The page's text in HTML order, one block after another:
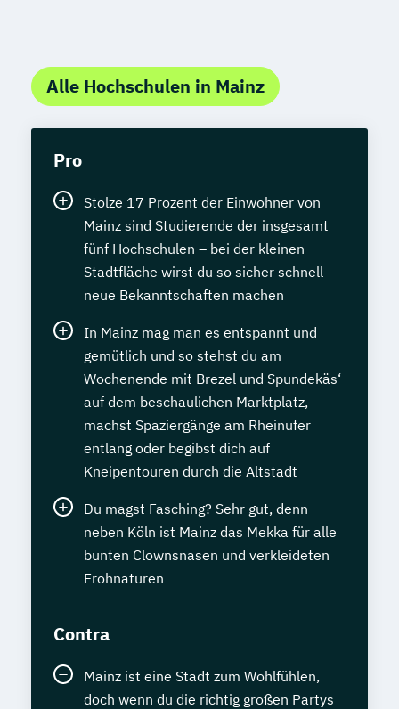
Alle Hochschulen in Mainz
Pro
Stolze 17 Prozent der Einwohner von
Mainz sind Studierende der insgesamt
fünf Hochschulen – bei der kleinen
Stadtfläche wirst du so sicher schnell
neue Bekanntschaften machen
In Mainz mag man es entspannt und
gemütlich und so stehst du am
Wochenende mit Brezel und Spundekäs‘
auf dem beschaulichen Marktplatz,
machst Spaziergänge am Rheinufer
entlang oder begibst dich auf
Kneipentouren durch die Altstadt
Du magst Fasching? Sehr gut, denn
neben Köln ist Mainz das Mekka für alle
bunten Clownsnasen und verkleideten
Frohnaturen
Contra
Mainz ist eine Stadt zum Wohlfühlen,
doch wenn du die richtig großen Partys